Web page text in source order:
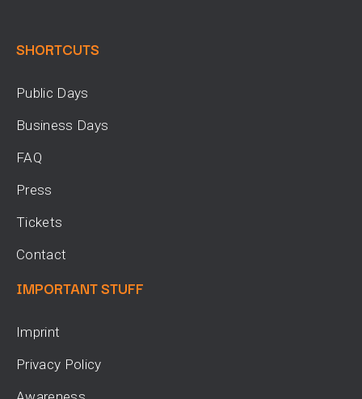
SHORTCUTS
Public Days
Business Days
FAQ
Press
Tickets
Contact
IMPORTANT STUFF
Imprint
Privacy Policy